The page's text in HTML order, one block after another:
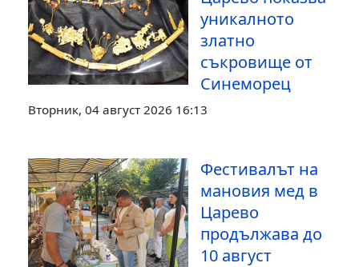
уникалното
златно
съкровище от
Синеморец
Вторник, 04 август 2026 16:13
Фестивалът на
мановия мед в
Царево
продължава до
10 август